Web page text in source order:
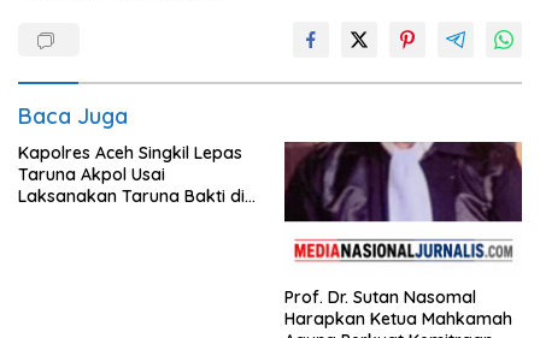
Baca Juga
Kapolres Aceh Singkil Lepas
Taruna Akpol Usai
Laksanakan Taruna Bakti di
Prof. Dr. Sutan Nasomal
Harapkan Ketua Mahkamah